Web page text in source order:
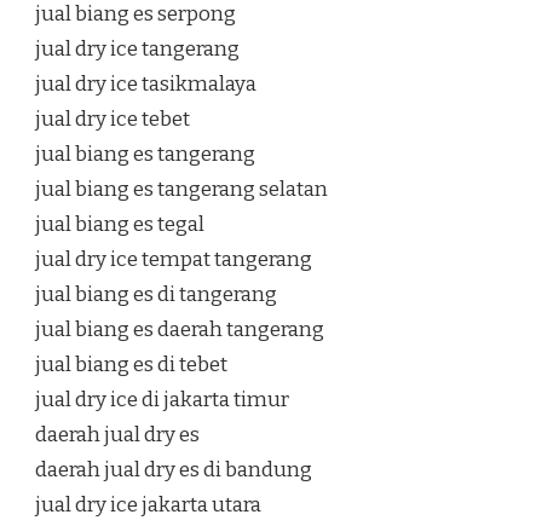
jual biang es serpong
jual dry ice tangerang
jual dry ice tasikmalaya
jual dry ice tebet
jual biang es tangerang
jual biang es tangerang selatan
jual biang es tegal
jual dry ice tempat tangerang
jual biang es di tangerang
jual biang es daerah tangerang
jual biang es di tebet
jual dry ice di jakarta timur
daerah jual dry es
daerah jual dry es di bandung
jual dry ice jakarta utara